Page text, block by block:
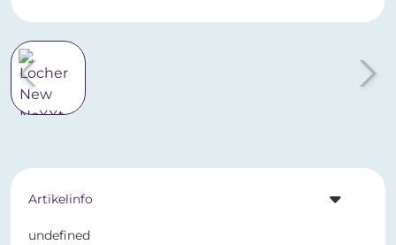
Artikelinfo
undefined